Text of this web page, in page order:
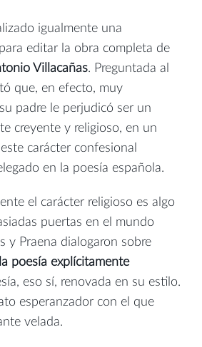
igualmente una
editar la obra completa de
Villacañas. Preguntada al
que, en efecto, muy
padre le perjudicó ser un
creyente y religioso, en un
carácter confesional
en la poesía española.
el carácter religioso es algo
puertas en el mundo
y Praena dialogaron sobre
poesía explícitamente
eso sí, renovada en su estilo.
esperanzador con el que
velada.